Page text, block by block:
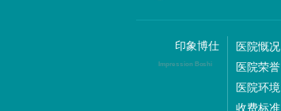
印象博仕
Impression Boshi
医院慨况
医院荣誉
医院环境
收费标准